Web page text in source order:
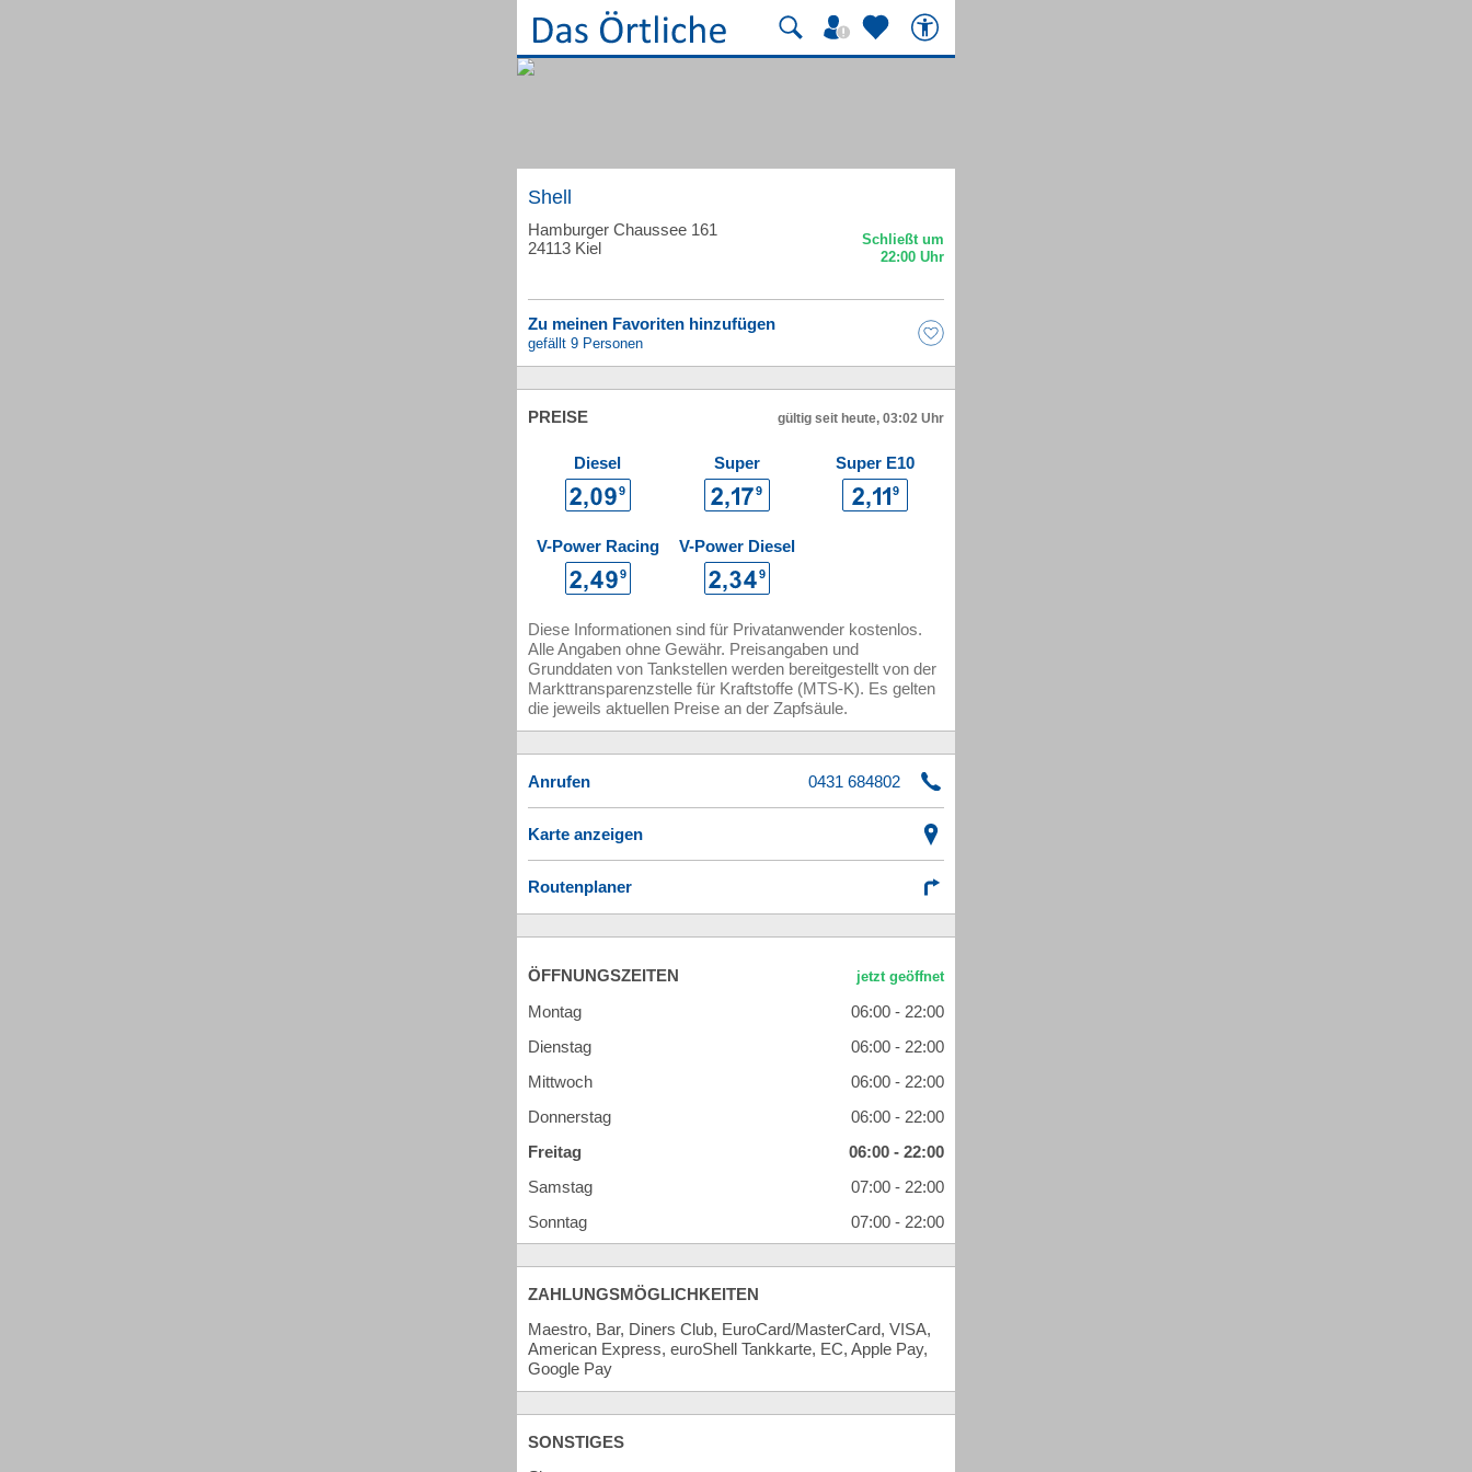
Shell
Hamburger Chaussee 161
24113 Kiel
Zu meinen Favoriten hinzufügen
gefällt 9 Personen
PREISE gültig seit heute, 03:02 Uhr
Diesel Super Super E10
V-Power Racing V-Power Diesel
Diese Informationen sind für Privatanwender kostenlos.
Alle Angaben ohne Gewähr. Preisangaben und
Grunddaten von Tankstellen werden bereitgestellt von der
Markttransparenzstelle für Kraftstoffe (MTS-K). Es gelten
die jeweils aktuellen Preise an der Zapfsäule.
Anrufen
Karte anzeigen
Routenplaner
ÖFFNUNGSZEITEN
Montag
06:00 - 22:00
Dienstag
06:00 - 22:00
Mittwoch
06:00 - 22:00
Donnerstag
06:00 - 22:00
Freitag
06:00 - 22:00
Samstag
07:00 - 22:00
Sonntag
07:00 - 22:00
ZAHLUNGSMÖGLICHKEITEN
Maestro, Bar, Diners Club, EuroCard/MasterCard, VISA,
American Express, euroShell Tankkarte, EC, Apple Pay,
Google Pay
SONSTIGES